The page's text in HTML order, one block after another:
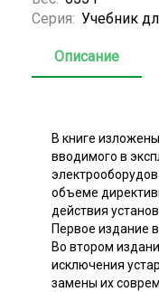
Серия: Учебник
Описание
В книге
вводимого в
объеме
действия
Первое издание
Во втором
исключения
замены их